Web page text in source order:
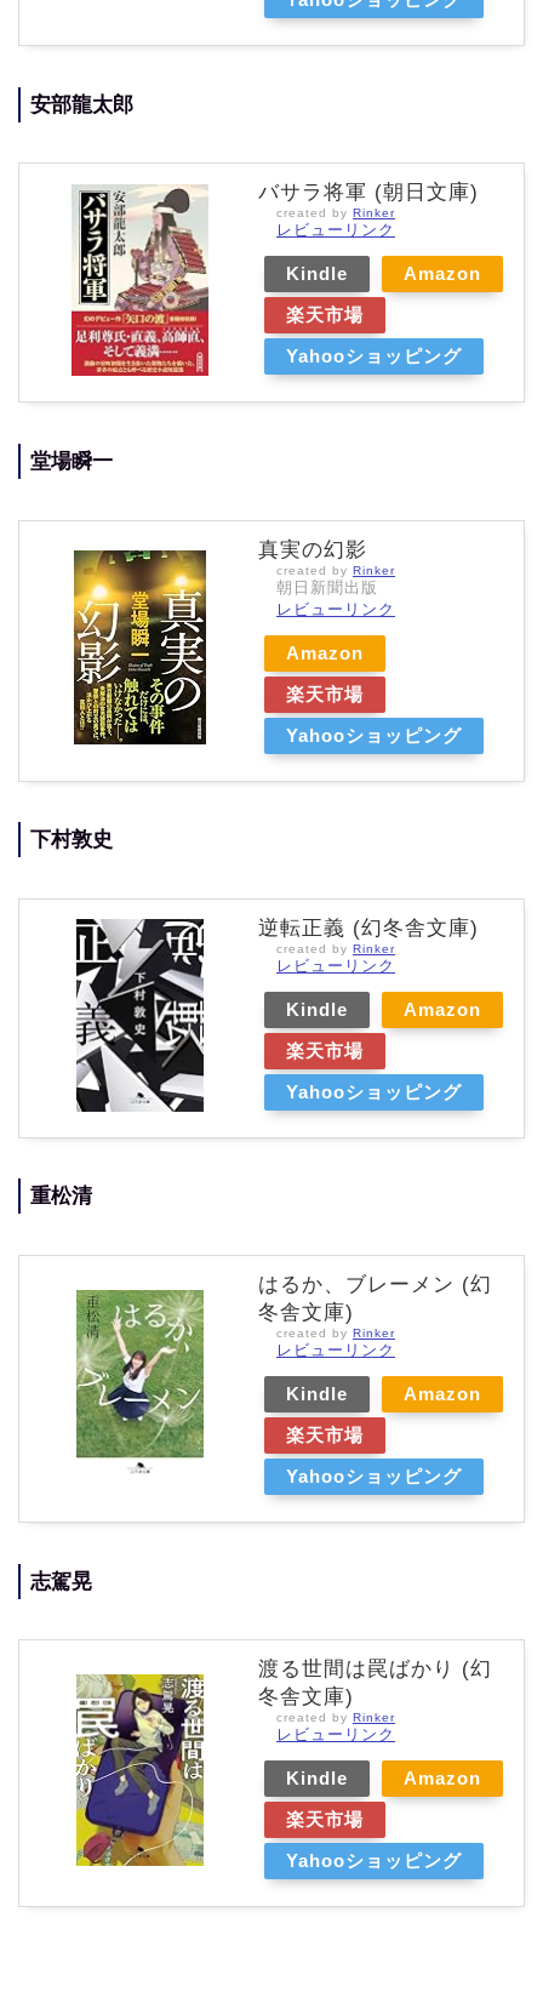
安部龍太郎
バサラ将軍 (朝日文庫)
created by Rinker
レビューリンク
Kindle
Amazon
楽天市場
Yahooショッピング
堂場瞬一
真実の幻影
created by Rinker
朝日新聞出版
レビューリンク
Amazon
楽天市場
Yahooショッピング
下村敦史
逆転正義 (幻冬舎文庫)
created by Rinker
レビューリンク
Kindle
Amazon
楽天市場
Yahooショッピング
重松清
はるか、ブレーメン (幻
冬舎文庫)
created by Rinker
レビューリンク
Kindle
Amazon
楽天市場
Yahooショッピング
志駕晃
渡る世間は罠ばかり (幻
冬舎文庫)
created by Rinker
レビューリンク
Kindle
Amazon
楽天市場
Yahooショッピング